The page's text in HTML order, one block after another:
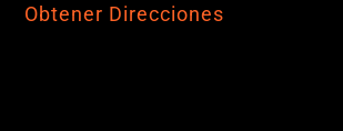
Obtener Direcciones